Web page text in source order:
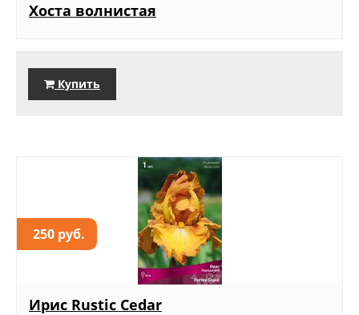
Хоста волнистая
Купить
250 руб.
Ирис Rustic Cedar